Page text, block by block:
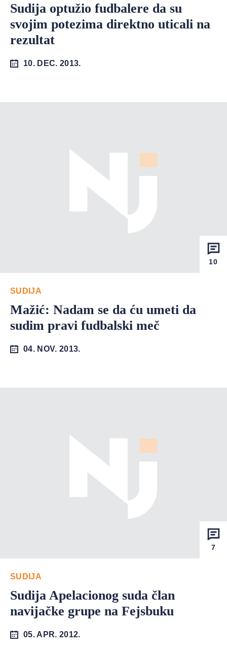
Sudija optužio fudbalere da su
svojim potezima direktno uticali na
rezultat
10. DEC. 2013.
10
SUDIJA
Mažić: Nadam se da ću umeti da
sudim pravi fudbalski meč
04. NOV. 2013.
7
SUDIJA
Sudija Apelacionog suda član
navijačke grupe na Fejsbuku
05. APR. 2012.